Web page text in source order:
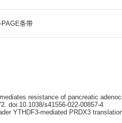
PAGE条带
resistance of pancreatic
doi:10.1038/s41556-022-00857-4
YTHDF3-mediated PRDX3